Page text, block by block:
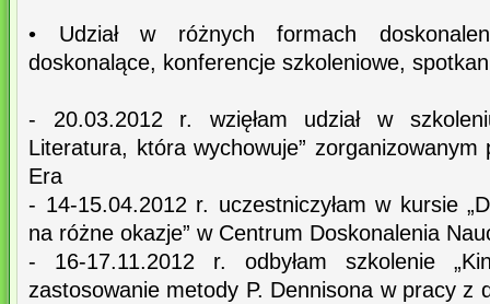
• Udział w różnych formach
doskonalące, konferencje szkoleniowe,
- 20.03.2012 r. wzięłam udział w
Literatura, która wychowuje” zorganizowanym
Era
- 14-15.04.2012 r. uczestniczyłam w kursie
na różne okazje” w Centrum Doskonalenia
- 16-17.11.2012 r. odbyłam szkolenie
zastosowanie metody P. Dennisona w pracy z